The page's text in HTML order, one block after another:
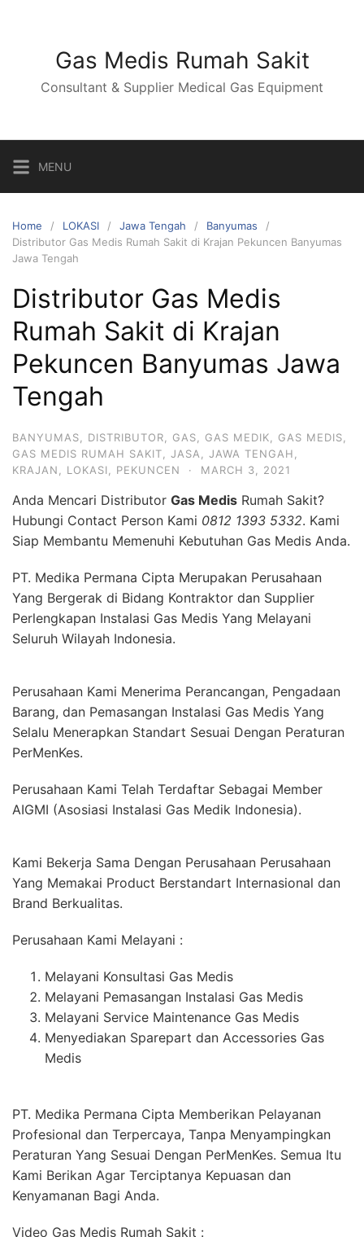
Gas Medis Rumah Sakit
Consultant & Supplier Medical Gas Equipment
MENU
Home LOKASI Jawa Tengah
Banyumas
Distributor Gas Medis Rumah Sakit di Krajan Pekuncen Banyumas
Jawa Tengah
Distributor Gas Medis
Rumah Sakit di Krajan
Pekuncen Banyumas Jawa
Tengah
BANYUMAS DISTRIBUTOR GAS GAS MEDIK GAS MEDIS
GAS MEDIS RUMAH SAKIT
JASA JAWA TENGAH
KRAJAN
LOKASI PEKUNCEN · MARCH 3, 2021
Anda Mencari Distributor Gas Medis Rumah Sakit?
Hubungi Contact Person Kami 0812 1393 5332. Kami
Siap Membantu Memenuhi Kebutuhan Gas Medis Anda.
PT. Medika Permana Cipta Merupakan Perusahaan
Yang Bergerak di Bidang Kontraktor dan Supplier
Perlengkapan Instalasi Gas Medis Yang Melayani
Seluruh Wilayah Indonesia.
Perusahaan Kami Menerima Perancangan, Pengadaan
Barang, dan Pemasangan Instalasi Gas Medis Yang
Selalu Menerapkan Standart Sesuai Dengan Peraturan
PerMenKes.
Perusahaan Kami Telah Terdaftar Sebagai Member
AIGMI (Asosiasi Instalasi Gas Medik Indonesia).
Kami Bekerja Sama Dengan Perusahaan Perusahaan
Yang Memakai Product Berstandart Internasional dan
Brand Berkualitas.
Perusahaan Kami Melayani :
Melayani Konsultasi Gas Medis
Melayani Pemasangan Instalasi Gas Medis
Melayani Service Maintenance Gas Medis
Menyediakan Sparepart dan Accessories Gas
Medis
PT. Medika Permana Cipta Memberikan Pelayanan
Profesional dan Terpercaya, Tanpa Menyampingkan
Peraturan Yang Sesuai Dengan PerMenKes. Semua Itu
Kami Berikan Agar Terciptanya Kepuasan dan
Kenyamanan Bagi Anda.
Video Gas Medis Rumah Sakit :